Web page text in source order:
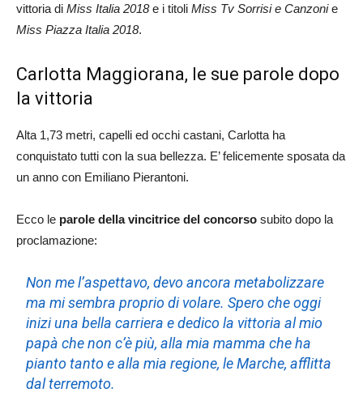
vittoria di Miss Italia 2018e i titoli Miss Tv Sorrisi e Canzonie
Miss Piazza Italia 2018.
Carlotta Maggiorana, le sue parole dopo
la vittoria
Alta 1,73 metri, capelli ed occhi castani, Carlotta ha
conquistato tutti con la sua bellezza. E’ felicemente sposata da
un anno con Emiliano Pierantoni.
Ecco le parole della vincitrice del concorso subito dopo la
proclamazione:
Non me l’aspettavo, devo ancora metabolizzare
ma mi sembra proprio di volare. Spero che oggi
inizi una bella carriera e dedico la vittoria al mio
papà che non c’è più, alla mia mamma che ha
pianto tanto e alla mia regione, le Marche, afflitta
dal terremoto.